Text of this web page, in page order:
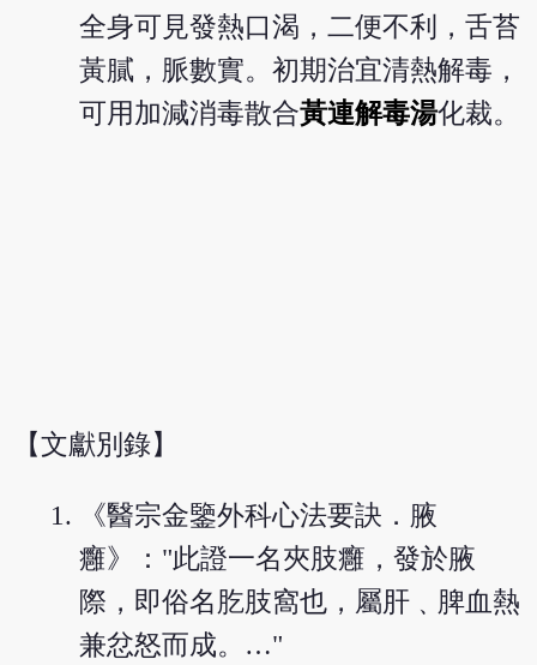
全身可見發熱口渴，二便不利，舌苔
黃膩，脈數實。初期治宜清熱解毒，
可用加減消毒散合黃連解毒湯化裁。
【文獻別錄】
《醫宗金鑒外科心法要訣．腋
癰》："此證一名夾肢癰，發於腋
際，即俗名肐肢窩也，屬肝﹑脾血熱
兼忿怒而成。…"